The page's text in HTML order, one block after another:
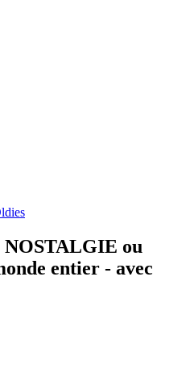
ou
entier - avec